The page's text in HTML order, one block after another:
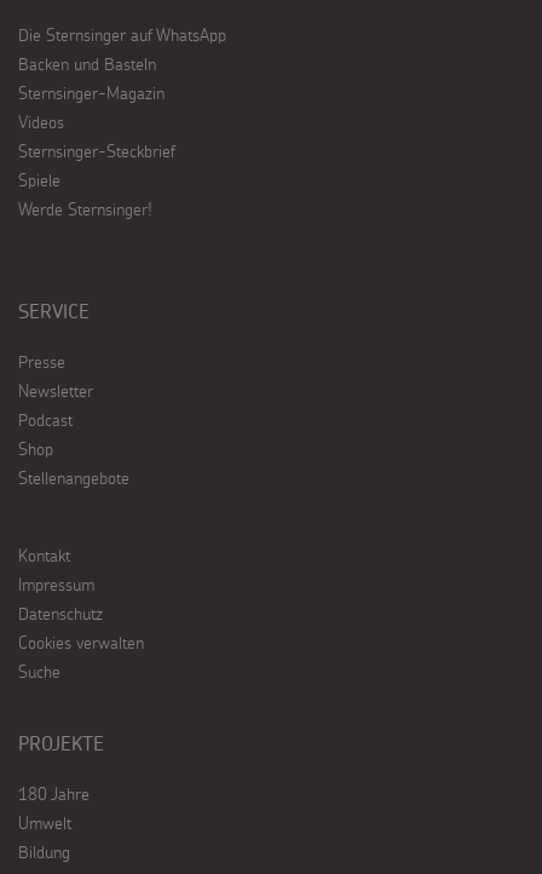
Die Sternsinger auf WhatsApp
Backen und Basteln
Sternsinger-Magazin
Videos
Sternsinger-Steckbrief
Spiele
Werde Sternsinger!
SERVICE
Presse
Newsletter
Podcast
Shop
Stellenangebote
Kontakt
Impressum
Datenschutz
Cookies verwalten
Suche
PROJEKTE
180 Jahre
Umwelt
Bildung